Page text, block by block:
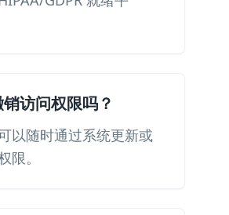
访问权限吗？
以随时通过系统更新或
限。